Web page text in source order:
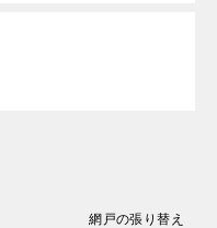
網戸の張り替え